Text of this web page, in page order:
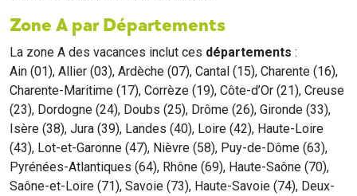
Zone A par Départements
La zone A des vacances inclut ces départements :
Ain (01), Allier (03), Ardèche (07), Cantal (15), Charente (16),
Charente-Maritime (17), Corrèze (19), Côte-d’Or (21), Creuse
(23), Dordogne (24), Doubs (25), Drôme (26), Gironde (33),
Isère (38), Jura (39), Landes (40), Loire (42), Haute-Loire
(43), Lot-et-Garonne (47), Nièvre (58), Puy-de-Dôme (63),
Pyrénées-Atlantiques (64), Rhône (69), Haute-Saône (70),
Saône-et-Loire (71), Savoie (73), Haute-Savoie (74), Deux-